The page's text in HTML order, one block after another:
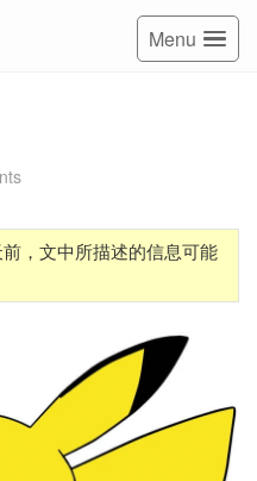
Menu
，文中所描述的信息可能